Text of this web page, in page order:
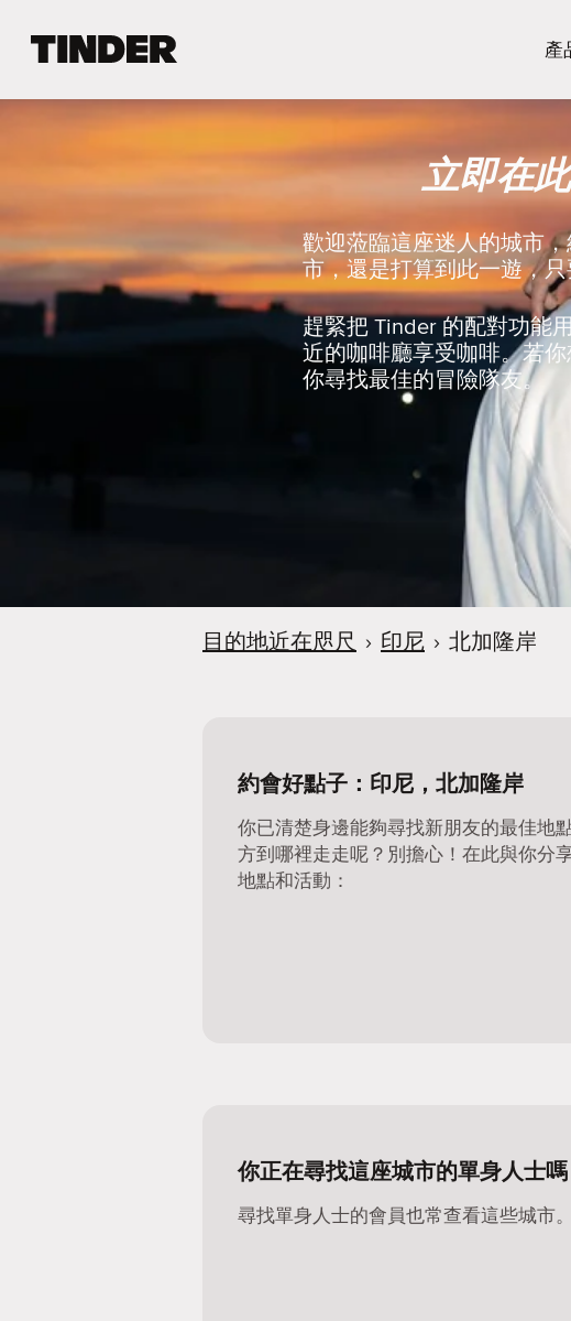
d
產
立即在
歡迎蒞臨這座迷人的城市
市，還是打算到此一遊，
趕緊把 Tinder 的配對功能
近的咖啡廳享受咖啡。若
你尋找最佳的冒險隊友。
目的地近在咫尺 › 印尼 › 北加隆岸
約會好點子：印尼，北加隆岸
你已清楚身邊能夠尋找新朋友的最佳地
方到哪裡走走呢？別擔心！在此與你分
地點和活動：
你正在尋找這座城市的單身人士
尋找單身人士的會員也常查看這些城市。